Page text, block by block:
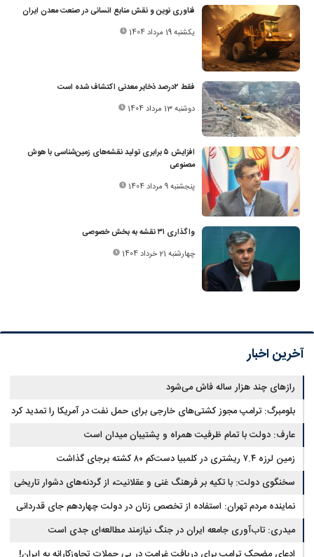
فناوری نوین و نقش منابع انسانی در صنعت معدن ایران
یکشنبه 19 مرداد 1404
فقط ۲‌درصد ذخایر معدنی اکتشاف شده است
دوشنبه 13 مرداد 1404
افزایش ۵ برابری تولید نقشه‌های زمین‌شناسی با هوش
مصنوعی
پنجشنبه 9 مرداد 1404
واگذاری ۳۱ نقشه به بخش خصوصی
چهارشنبه 21 خرداد 1404
آخرین اخبار
رازهای چند هزار ساله فاش می‌شود
بلومبرگ: ترامپ مجوز کشتی‌های خارجی برای حمل نفت در آمریکا را تمدید کرد
عارف: دولت با تمام ظرفیت همراه و پشتیبان میدان است
زمین لرزه ۷.۴ ریشتری در کلمبیا دست‌کم ۸۰ کشته برجای گذاشت
سخنگوی دولت: با تکیه بر فرهنگ غنی و عقلانیت، از گردنه‌های دشوار تاریخی
عبور خواهیم کرد
نماینده مردم تهران: استفاده از تخصص زنان در دولت چهاردهم جای قدردانی
دارد
میدری: تاب‌آوری جامعه ایران در جنگ نیازمند مطالعه‌ای جدی است